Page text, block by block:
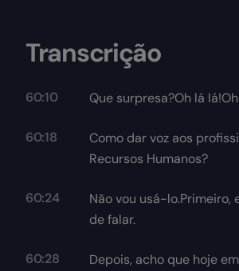
Transcrição
60:10 Que surpresa?Oh lá
60:18
Como dar voz aos
Recursos Humanos?
60:24
Não vou usá-lo.Primeiro,
de falar.
60:28
Depois, acho que hoje